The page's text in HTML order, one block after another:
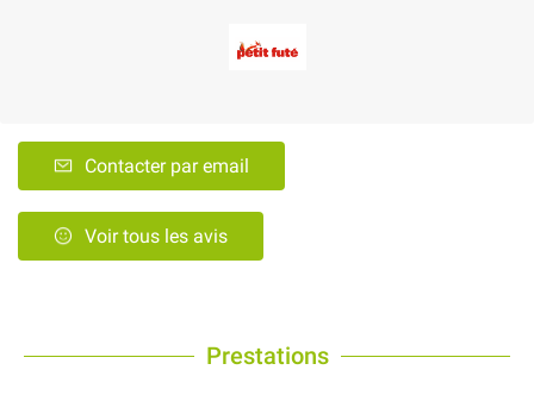
Contacter par email
Voir tous les avis
Prestations